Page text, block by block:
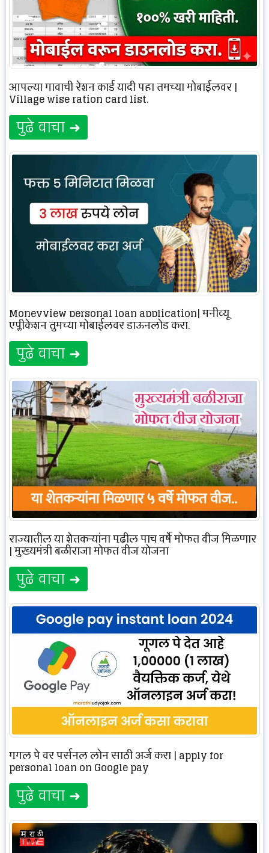
आपल्या गावाची रेशन कार्ड यादी पहा तमच्या मोबाईलवर |
Village wise ration card list.
पुढे वाचा ➜
Moneyview personal loan application| मनीव्यू
एप्लीकेशन तुमच्या मोबाईलवर डाऊनलोड करा.
पुढे वाचा ➜
राज्यातील या शेतकऱ्यांना पुढील पाच वर्षे मोफत वीज मिळणार
| मुख्यमंत्री बळीराजा मोफत वीज योजना
पुढे वाचा ➜
गुगल पे वर पर्सनल लोन साठी अर्ज करा | apply for
personal loan on Google pay
पुढे वाचा ➜